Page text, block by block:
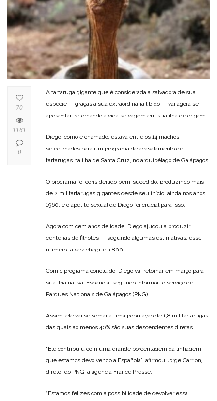
A tartaruga gigante que é considerada a salvadora de sua
espécie — graças a sua extraordinária libido — vai agora se
aposentar, retornando à vida selvagem em sua ilha de origem.
Diego, como é chamado, estava entre os 14 machos
selecionados para um programa de acasalamento de
tartarugas na ilha de Santa Cruz, no arquipélago de Galápagos.
O programa foi considerado bem-sucedido, produzindo mais
de 2 mil tartarugas gigantes desde seu início, ainda nos anos
1960, e o apetite sexual de Diego foi crucial para isso.
Agora com cem anos de idade, Diego ajudou a produzir
centenas de filhotes — segundo algumas estimativas, esse
número talvez chegue a 800.
Com o programa concluído, Diego vai retornar em março para
sua ilha nativa, Española, segundo informou o serviço de
Parques Nacionais de Galápagos (PNG).
Assim, ele vai se somar a uma população de 1,8 mil tartarugas,
das quais ao menos 40% são suas descendentes diretas.
“Ele contribuiu com uma grande porcentagem da linhagem
que estamos devolvendo a Española”, afirmou Jorge Carrion,
diretor do PNG, à agência France Presse.
“Estamos felizes com a possibilidade de devolver essa
70
1161
0